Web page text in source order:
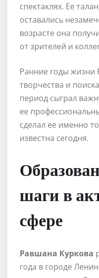
спектаклях. Ее
оставались
возрасте она
от зрителей и
Ранние годы
творчества и
период сыграл
ее
сделал ее именно
известна сегодня.
шаги в
сфере
Равшана Куркова
года в городе